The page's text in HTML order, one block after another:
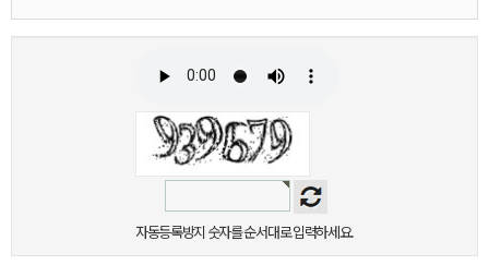
자동등록방지 숫자를 순서대로 입력하세요.